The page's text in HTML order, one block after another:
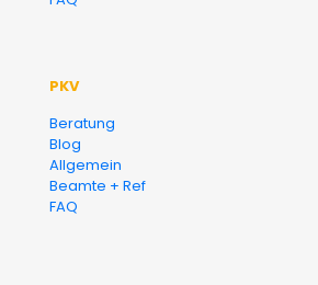
PKV
Beratung
Blog
Allgemein
Beamte + Ref
FAQ